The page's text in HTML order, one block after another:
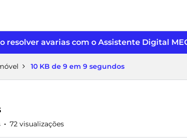
resolver avarias com o Assistente Digital
10 KB de 9 em 9 segundos
72 visualizações